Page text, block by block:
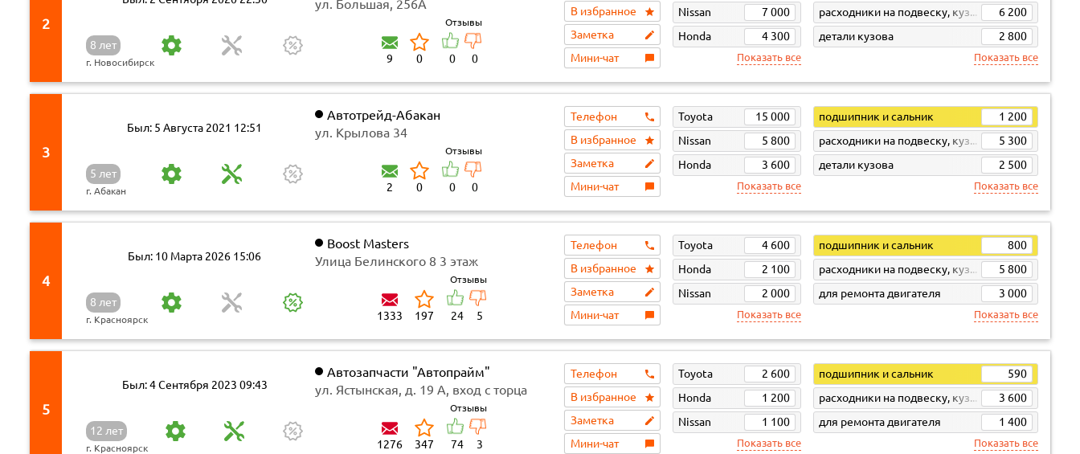
2
8 лет
г. Новосибирск
ул. Большая, 256А
9 0
Отзывы
0 0
В избранное
Заметка
Мини-чат
Nissan
7 000
Honda
4 300
Показать все
расходники на подвеску, кузов, кпп
6 200
детали кузова
2 800
Показать все
3
Был: 5 Августа 2021 12:51
5 лет
г. Абакан
Автотрейд-Абакан
ул. Крылова 34
2 0
Отзывы
0 0
Телефон
В избранное
Заметка
Мини-чат
Toyota
15 000
Nissan
5 800
Honda
3 600
Показать все
подшипник и сальник
1 200
расходники на подвеску, кузов, кпп
5 300
детали кузова
2 500
Показать все
4
Был: 10 Марта 2026 15:06
8 лет
г. Красноярск
Boost Masters
​​Улица Белинского 8​ 3 этаж
КомсоМОЛЛ (самовывоза нет)
1333 197
Отзывы
24 5
Телефон
В избранное
Заметка
Мини-чат
Toyota
4 600
Honda
2 100
Nissan
2 000
Показать все
подшипник и сальник
800
расходники на подвеску, кузов, кпп
5 800
для ремонта двигателя
3 000
Показать все
5
Был: 4 Сентября 2023 09:43
12 лет
г. Красноярск
Автозапчасти "Автопрайм"
ул. Ястынская, д. 19 А, вход с торца
1276 347
Отзывы
74 3
Телефон
В избранное
Заметка
Мини-чат
Toyota
2 600
Honda
1 200
Nissan
1 100
Показать все
подшипник и сальник
590
расходники на подвеску, кузов, кпп
3 600
для ремонта двигателя
1 400
Показать все